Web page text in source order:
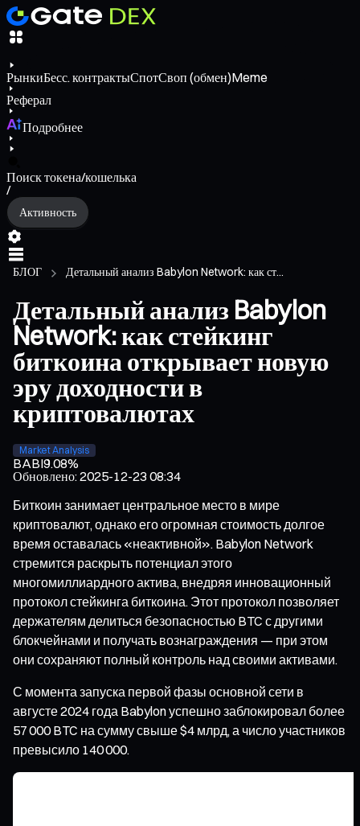
РынкиБесс. контрактыСпотСвоп (обмен)Meme
Реферал
Подробнее
Поиск токена/кошелька
/
Активность
БЛОГ Детальный анализ Babylon Network: как ст...
Детальный анализ Babylon
Network: как стейкинг
биткоина открывает новую
эру доходности в
криптовалютах
Market Analysis
BABI9.08%
Обновлено:2025-12-23 08:34
Биткоин занимает центральное место в мире
криптовалют, однако его огромная стоимость долгое
время оставалась «неактивной». Babylon Network
стремится раскрыть потенциал этого
многомиллиардного актива, внедряя инновационный
протокол стейкинга биткоина. Этот протокол позволяет
держателям делиться безопасностью BTC с другими
блокчейнами и получать вознаграждения — при этом
они сохраняют полный контроль над своими активами.
С момента запуска первой фазы основной сети в
августе 2024 года Babylon успешно заблокировал более
57 000 BTC на сумму свыше $4 млрд, а число участников
превысило 140 000.